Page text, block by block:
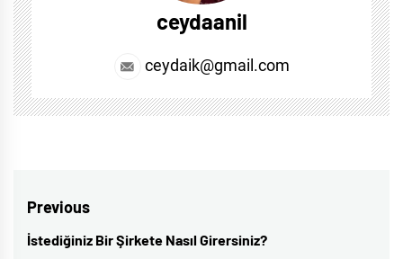
ceydaanil
ceydaik@gmail.com
Post
navigation
Previous
Previous
İstediğiniz Bir Şirkete Nasıl Girersiniz?